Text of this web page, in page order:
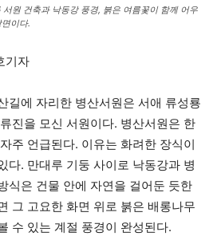
원 건축과 낙동강 풍경, 붉은 여름꽃이 함께 어우
이다.
기자
길에 자리한 병산서원은 서애 류성룡
진을 모신 서원이다. 병산서원은 한
주 언급된다. 이유는 화려한 장식이
다. 만대루 기둥 사이로 낙동강과 병
식은 건물 안에 자연을 걸어둔 듯한
그 고요한 화면 위로 붉은 배롱나무
수 있는 계절 풍경이 완성된다.